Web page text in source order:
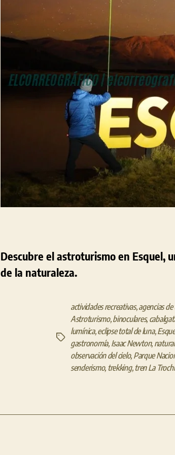
Descubre el astroturismo en Esquel,
de la naturaleza.
Etiquetas
actividades recreativas,agencias
Astroturismo,binoculares,
lumínica,eclipse total de luna,
gastronomía, Isaac Newton,
observación del cielo, Parque
senderismo, trekking, tren La